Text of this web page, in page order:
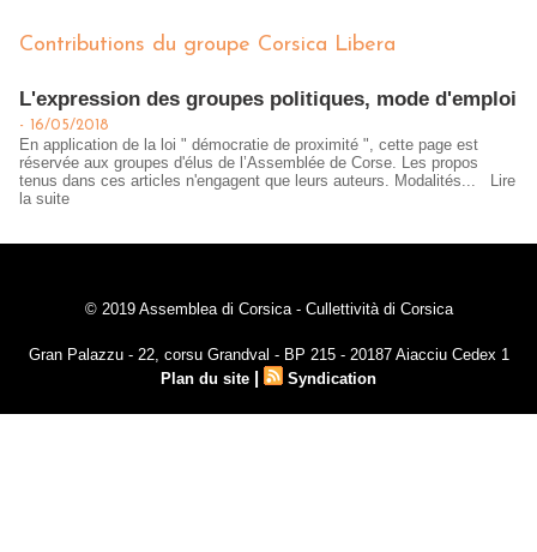
Contributions du groupe Corsica Libera
L'expression des groupes politiques, mode d'emploi
- 16/05/2018
En application de la loi " démocratie de proximité ", cette page est
réservée aux groupes d'élus de l’Assemblée de Corse. Les propos
tenus dans ces articles n'engagent que leurs auteurs. Modalités...
Lire
la suite
© 2019 Assemblea di Corsica - Cullettività di Corsica
Gran Palazzu - 22, corsu Grandval - BP 215 - 20187 Aiacciu Cedex 1
Plan du site | Syndication